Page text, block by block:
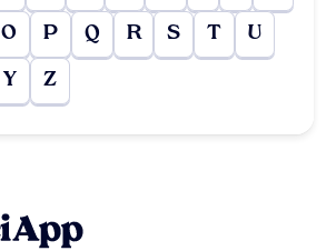
O P Q R S T U
Y Z